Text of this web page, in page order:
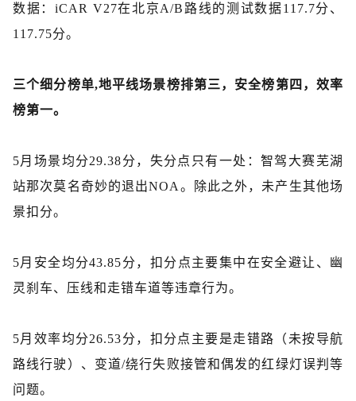
数据：iCAR V27在北京A/B路线的测试数据117.7分、
117.75分。
三个细分榜单,地平线场景榜排第三，安全榜第四，效率
榜第一。
5月场景均分29.38分，失分点只有一处：智驾大赛芜湖
站那次莫名奇妙的退出NOA。除此之外，未产生其他场
景扣分。
5月 安全均分43.85分， 扣分 点主要集中在安全避让 、幽
灵刹车、压线和 走错车道等违章行为。
5月效率均分26.53分，扣分点主要是走错路（未按导航
路线行驶）、变道/绕行失败接管和偶发的红绿灯误判等
问题。